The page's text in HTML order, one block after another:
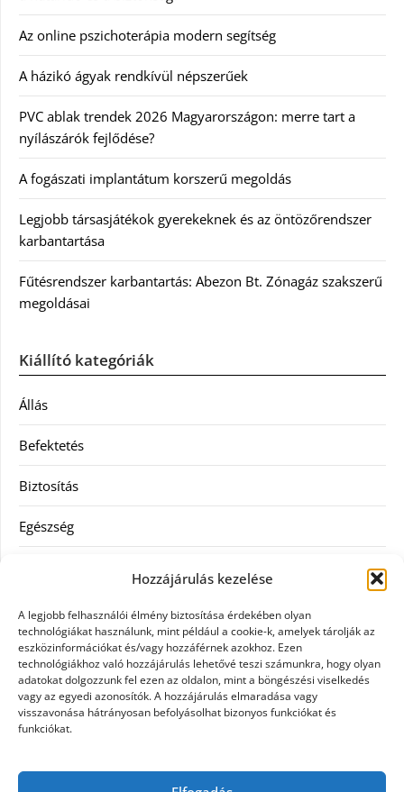
Hozzájárulás kezelése
A legjobb felhasználói élmény biztosítása érdekében olyan
technológiákat használunk, mint például a cookie-k, amelyek tárolják az
eszközinformációkat és/vagy hozzáférnek azokhoz. Ezen
technológiákhoz való hozzájárulás lehetővé teszi számunkra, hogy olyan
adatokat dolgozzunk fel ezen az oldalon, mint a böngészési viselkedés
vagy az egyedi azonosítók. A hozzájárulás elmaradása vagy
visszavonása hátrányosan befolyásolhat bizonyos funkciókat és
funkciókat.
Az online pszichoterápia modern segítség
A házikó ágyak rendkívül népszerűek
PVC ablak trendek 2026 Magyarországon: merre tart a
nyílászárók fejlődése?
A fogászati implantátum korszerű megoldás
Legjobb társasjátékok gyerekeknek és az öntözőrendszer
karbantartása
Fűtésrendszer karbantartás: Abezon Bt. Zónagáz szakszerű
megoldásai
Kiállító kategóriák
Állás
Befektetés
Biztosítás
Egészség
Ingatlan
Művészetek és szórakozás
Múzeumok
Szolgáltatás
Szórakozás